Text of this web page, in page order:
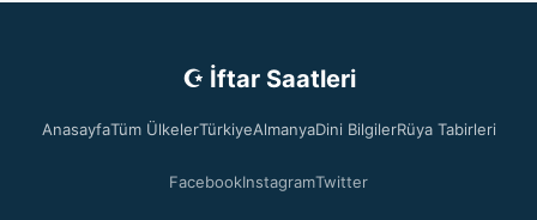
☪ İftar Saatleri
AnasayfaTüm ÜlkelerTürkiyeAlmanyaDini BilgilerRüya Tabirleri
FacebookInstagramTwitter